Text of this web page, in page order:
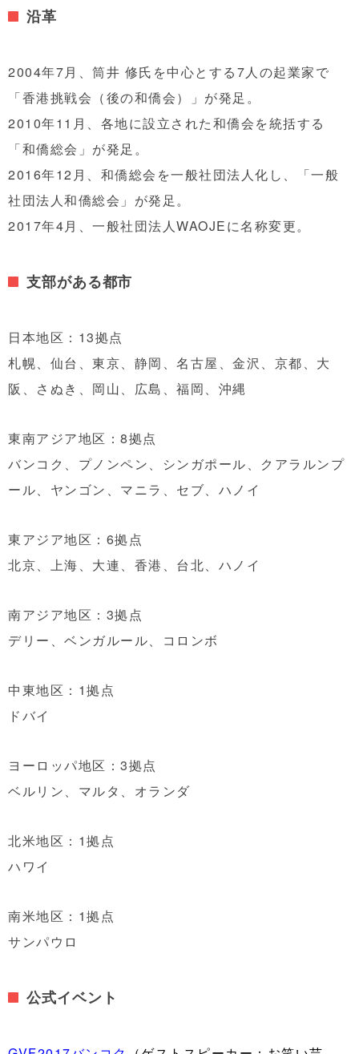
沿革
2004年7月、筒井 修氏を中心とする7人の起業家で
「香港挑戦会（後の和僑会）」が発足。
2010年11月、各地に設立された和僑会を統括する
「和僑総会」が発足。
2016年12月、和僑総会を一般社団法人化し、「一般
社団法人和僑総会」が発足。
2017年4月、一般社団法人WAOJEに名称変更。
支部がある都市
日本地区：13拠点
札幌、仙台、東京、静岡、名古屋、金沢、京都、大
阪、さぬき、岡山、広島、福岡、沖縄
東南アジア地区：8拠点
バンコク、プノンペン、シンガポール、クアラルンプ
ール、ヤンゴン、マニラ、セブ、ハノイ
東アジア地区：6拠点
北京、上海、大連、香港、台北、ハノイ
南アジア地区：3拠点
デリー、ベンガルール、コロンボ
中東地区：1拠点
ドバイ
ヨーロッパ地区：3拠点
ベルリン、マルタ、オランダ
北米地区：1拠点
ハワイ
南米地区：1拠点
サンパウロ
公式イベント